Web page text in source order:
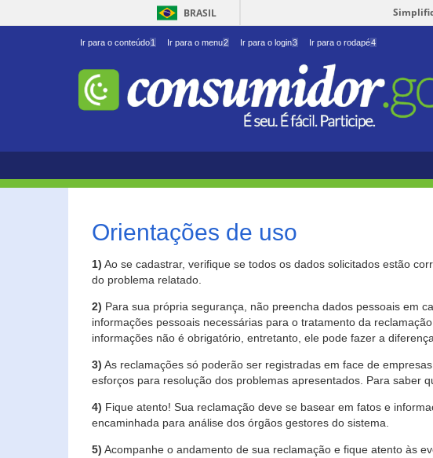
BRASIL
Ir para o conteúdo1 Ir para o menu2 Ir para o login3 Ir para o rodapé4
Orientações de uso
1) Ao se cadastrar, verifique se todos os dados solicitados estão
do problema relatado.
2) Para sua própria segurança, não preencha dados pessoais em
informações pessoais necessárias para o tratamento da
informações não é obrigatório, entretanto, ele pode fazer a
3) As reclamações só poderão ser registradas em face de
esforços para resolução dos problemas apresentados. Para saber
4) Fique atento! Sua reclamação deve se basear em fatos e
encaminhada para análise dos órgãos gestores do sistema.
5) Acompanhe o andamento de sua reclamação e fique atento às